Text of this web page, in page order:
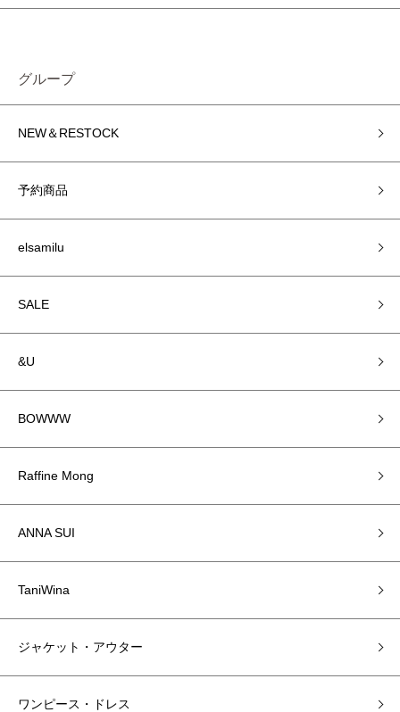
グループ
NEW＆RESTOCK
予約商品
elsamilu
SALE
&U
BOWWW
Raffine Mong
ANNA SUI
TaniWina
ジャケット・アウター
ワンピース・ドレス